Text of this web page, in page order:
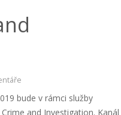
bude v rámci služby
and Investigation. Kanál